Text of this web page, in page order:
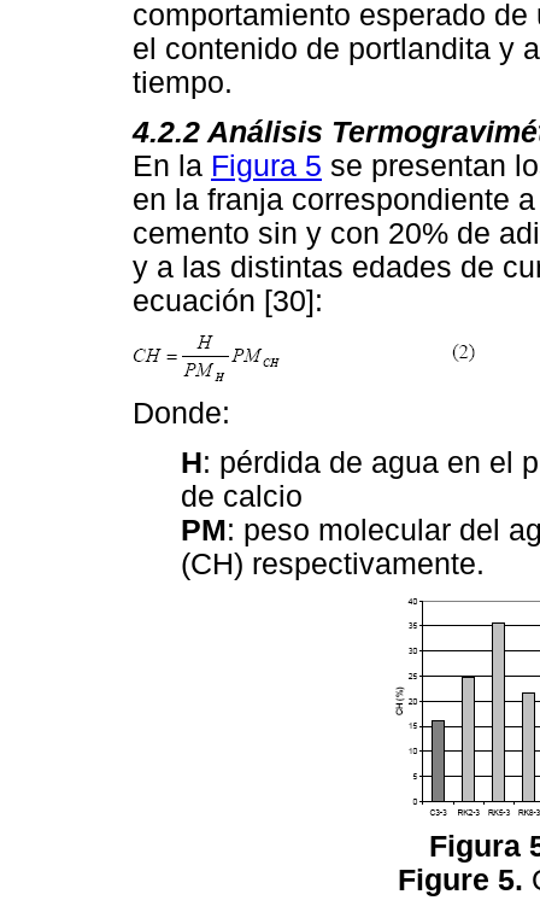
comportamiento esperado
el contenido de portlandita y
tiempo.
4.2.2 Análisis
En la Figura 5 se presentan
en la franja correspondiente
cemento sin y con 20% de
y a las distintas edades de
ecuación [30]:
Donde:
H: pérdida de agua en el
de calcio
PM: peso molecular del
(CH) respectivamente.
Figura
Figure 5.